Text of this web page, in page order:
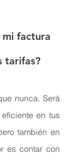
mi factura
tarifas?
nunca. Será
en tus
también en
es contar con